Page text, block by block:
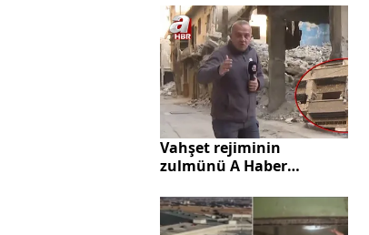
babasını bulmak istiyor
Vahşet rejiminin
zulmünü A Haber
Mülteci Kampı'nda
insanlık dramı | "200 kişi